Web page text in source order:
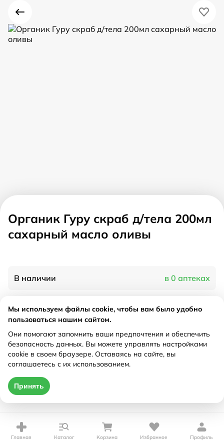
Органик Гуру скраб д/тела 200мл
сахарный масло оливы
В наличии в 0 аптеках
Характеристики
Рецепт Не требуется
Цена действительна только при оформлении онлайн
Главная Каталог Корзина Избранное Профиль
Мы используем файлы cookie, чтобы вам было удобно
пользоваться нашим сайтом.
Они помогают запомнить ваши предпочтения и обеспечить
безопасность данных. Вы можете управлять настройками
cookie в своем браузере. Оставаясь на сайте, вы
соглашаетесь с их использованием.
Принять